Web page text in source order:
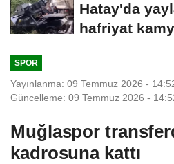
Hatay'da
hafriyat
SPOR
Yayınlanma: 09 Temmuz 2026 -
Güncelleme: 09 Temmuz 2026 -
Muğlaspor
kadrosuna kattı